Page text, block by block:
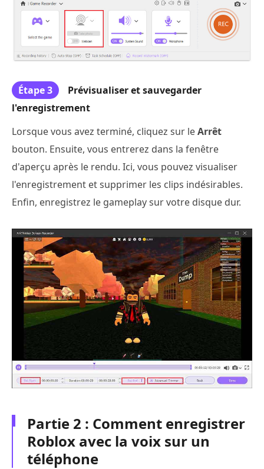
Étape 3
Prévisualiser et sauvegarder
l'enregistrement
Lorsque vous avez terminé, cliquez sur leArrêt
bouton. Ensuite, vous entrerez dans la fenêtre
d'aperçu après le rendu. Ici, vous pouvez visualiser
l'enregistrement et supprimer les clips indésirables.
Enfin, enregistrez le gameplay sur votre disque dur.
Partie 2 : Comment enregistrer
Roblox avec la voix sur un
téléphone